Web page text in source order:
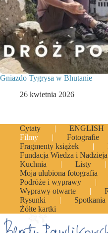
Gniazdo Tygrysa w Bhutanie
26 kwietnia 2026
Cytaty ENGLISH
Filmy
Fotografie
Fragmenty książek
Fundacja Wiedza i Nadzieja
Kuchnia
Listy
Moja ulubiona fotografia
Podróże i wyprawy
Wyprawy otwarte
Rysunki
Spotkania
Żółte kartki